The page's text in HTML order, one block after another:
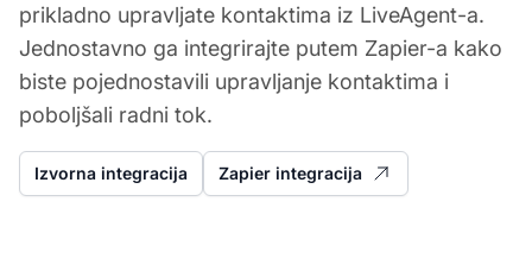
prikladno upravljate kontaktima iz LiveAgent-a.
Jednostavno ga integrirajte putem Zapier-a kako
biste pojednostavili upravljanje kontaktima i
poboljšali radni tok.
Izvorna integracija Zapier integracija